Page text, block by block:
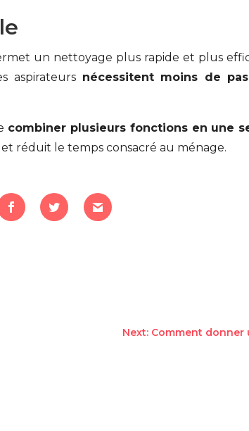
un nettoyage plus rapide et plus
aspirateurs nécessitent moins de
combiner plusieurs fonctions en une
réduit le temps consacré au ménage.
Next: Comment